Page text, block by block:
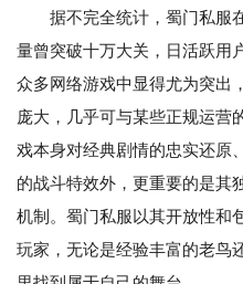
据不完全统计，蜀门私服
量曾突破十万大关，日活跃用
众多网络游戏中显得尤为突出
庞大，几乎可与某些正规运营
戏本身对经典剧情的忠实还原
的战斗特效外，更重要的是其
机制。蜀门私服以其开放性和
玩家，无论是经验丰富的老鸟